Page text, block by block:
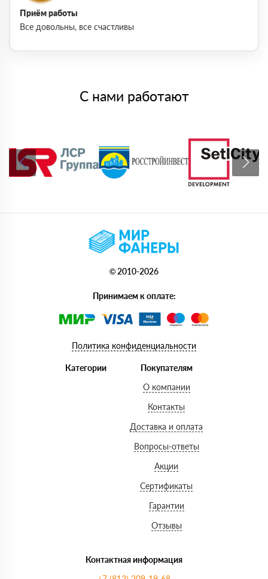
Приём работы
Все довольны, все счастливы
С нами работают
© 2010-2026
Принимаем к оплате:
Политика конфиденциальности
Категории
Покупателям
О компании
Контакты
Доставка и оплата
Вопросы-ответы
Акции
Сертификаты
Гарантии
Отзывы
Контактная информация